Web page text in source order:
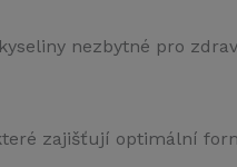
nezbytné pro
zajišťují optimální